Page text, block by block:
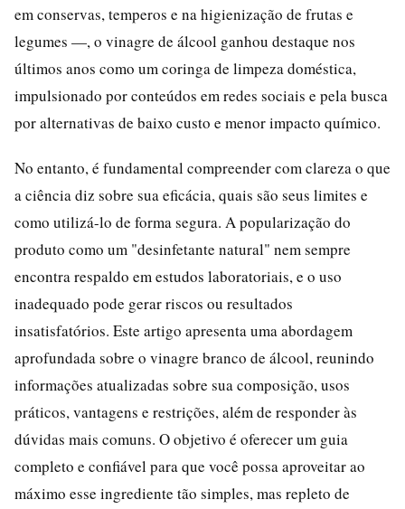
em conservas, temperos e na higienização de frutas e
legumes —, o vinagre de álcool ganhou destaque nos
últimos anos como um coringa de limpeza doméstica,
impulsionado por conteúdos em redes sociais e pela busca
por alternativas de baixo custo e menor impacto químico.
No entanto, é fundamental compreender com clareza o que
a ciência diz sobre sua eficácia, quais são seus limites e
como utilizá-lo de forma segura. A popularização do
produto como um "desinfetante natural" nem sempre
encontra respaldo em estudos laboratoriais, e o uso
inadequado pode gerar riscos ou resultados
insatisfatórios. Este artigo apresenta uma abordagem
aprofundada sobre o vinagre branco de álcool, reunindo
informações atualizadas sobre sua composição, usos
práticos, vantagens e restrições, além de responder às
dúvidas mais comuns. O objetivo é oferecer um guia
completo e confiável para que você possa aproveitar ao
máximo esse ingrediente tão simples, mas repleto de